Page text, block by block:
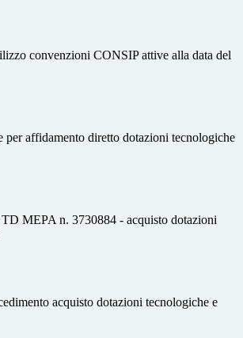
convenzioni CONSIP attive alla data del
per affidamento diretto dotazioni tecnologiche
MEPA n. 3730884 - acquisto dotazioni
acquisto dotazioni tecnologiche e